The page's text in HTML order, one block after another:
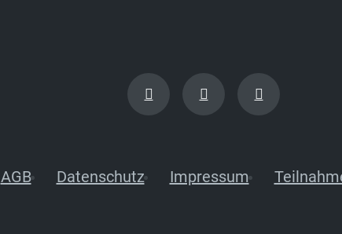
AGB Datenschutz Impressum